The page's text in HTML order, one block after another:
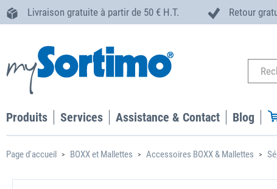
Livraison gratuite à partir de 50 € H.T. Retour
Produits Services Assistance & Contact Blog
Page d'accueil BOXX et Mallettes Accessoires BOXX & Mallettes